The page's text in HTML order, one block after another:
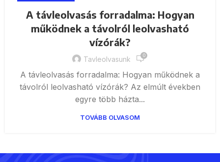
A távleolvasás forradalma: Hogyan
működnek a távolról leolvasható
vízórák?
Tavleolvasunk 0
A távleolvasás forradalma: Hogyan működnek a
távolról leolvasható vízórák? Az elmúlt években
egyre több házta...
TOVÁBB OLVASOM